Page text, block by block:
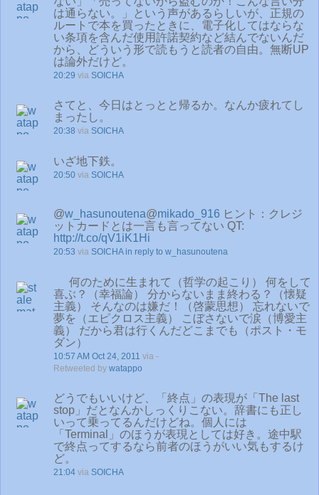
は通らない。」という声があるらしいが、正規の
ルートで本を買ったときに、電子化してはならな
い条項を含んだ使用許諾契約など結んでないんだ
から、どういう形で読もうと読者の自由。無断UP
は論外だけど。
20:29 via SOICHA
さてと、今日はとっとと帰るか。なんか疲れてし
まったし。
20:38 via SOICHA
いざ地下鉄。
20:50 via SOICHA
@w_hasunoutena@mikado_916 ヒント：クレジ
ットカードとは一言も言ってない QT:
http://t.co/qV1iK1Hi
20:53 via SOICHA in reply to w_hasunoutena
何のために生まれて（哲学の起こり） 何をして
喜ぶ？（幸福論） 分からないまま終わる？（懐疑
主義） そんなのは嫌だ！（啓蒙思想） 忘れないで
夢を（エピクロス主義） こぼさないで涙（博愛主
義） だから君は行くんだどこまでも（ポスト・モ
ダン）
10:57 AM Oct 24, 2011 via -
Retweeted by watappo
どうでもいいけど、「終点」の表現が「The last
stop」だとなんかしっくりこない。辞書にも正し
いって乗ってるんだけどね。個人には
「Terminal」のほうが表現としては好き。途中駅
で終点ってするなら前者のほうがいい気もするけ
ど。
21:04 via SOICHA